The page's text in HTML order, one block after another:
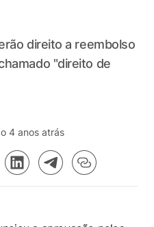
direito a reembolso
"direito de
4 anos atrás